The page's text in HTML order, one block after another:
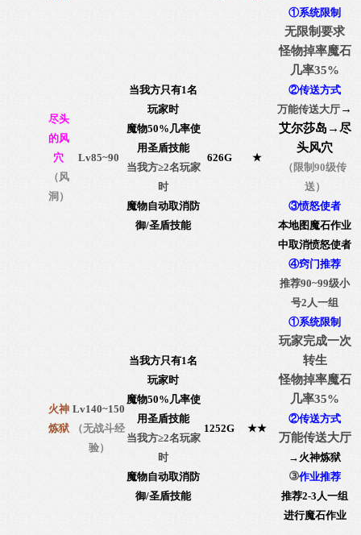
尽头
的风
穴
（风
洞）
Lv85~90
当我方只有1名
玩家时
魔物50%几率使
用圣盾技能
当我方≥2名玩家
时
魔物自动取消防
御/圣盾技能
626G ★
①系统限制
无限制要求
怪物掉率魔石
几率35%
②传送方式
万能传送大厅 →
艾尔莎岛 →尽
头风穴
（限制90级传
送）
③愤怒使者
本地图魔石作业
中取消愤怒使者
④窍门推荐
推荐90~99级小
号2人一组
火神
炼狱
Lv140~150
（无战斗经
验）
当我方只有1名
玩家时
魔物50%几率使
用圣盾技能
当我方≥2名玩家
时
魔物自动取消防
御/圣盾技能
1252G ★★
①系统限制
玩家完成一次
转生
怪物掉率魔石
几率35%
②传送方式
万能传送大厅
→火神炼狱
③作业推荐
推荐2-3人一组
进行魔石作业